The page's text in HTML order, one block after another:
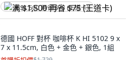
满 $1,500 再省 $75 (王道卡)
德國 HOFF 對杯 咖啡杯 K HI 5102 9 x
7 x 11.5cm, 白色 + 金色 + 銀色, 1組